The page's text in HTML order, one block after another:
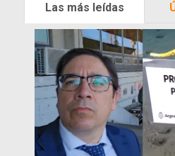
Las más leídas